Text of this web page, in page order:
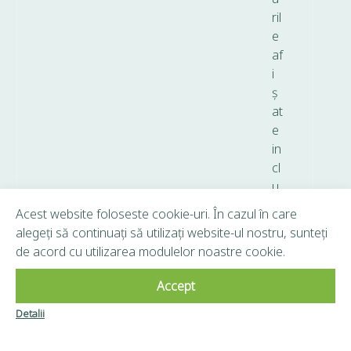
ril
e
af
i
ș
at
e
in
cl
u
T
V
A.
Copyright © 2026 Frunză Verde - Toate drepturile
Acest website foloseste cookie-uri. În cazul în care
alegeți să continuați să utilizați website-ul nostru, sunteți
de acord cu utilizarea modulelor noastre cookie.
Accept
Detalii